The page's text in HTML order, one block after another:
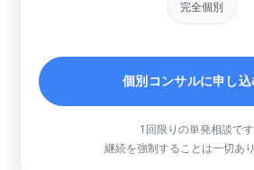
完全個別
個別コンサルに申し
1回限りの単発相談です
継続を強制することは一切あり